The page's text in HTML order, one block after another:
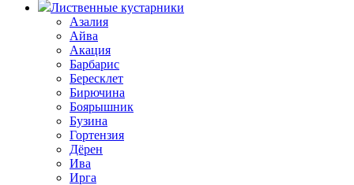
Лиственные кустарники
Азалия
Айва
Акация
Барбарис
Бересклет
Бирючина
Боярышник
Бузина
Гортензия
Дёрен
Ива
Ирга